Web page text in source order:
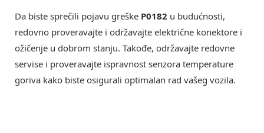
Da biste sprečili pojavu greške P0182 u budućnosti,
redovno proveravajte i održavajte električne konektore i
ožičenje u dobrom stanju. Takođe, održavajte redovne
servise i proveravajte ispravnost senzora temperature
goriva kako biste osigurali optimalan rad vašeg vozila.